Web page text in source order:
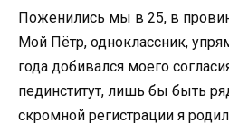
Поженились мы в 25, в
Мой Пётр, одноклассник,
года добивался моего
пединститут, лишь бы быть
скромной регистрации я